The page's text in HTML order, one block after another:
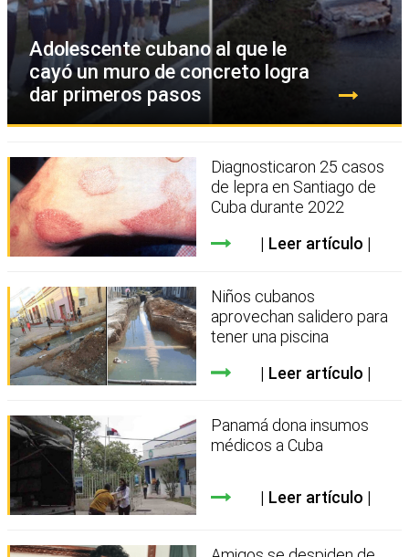
Adolescente cubano al que le
cayó un muro de concreto logra
dar primeros pasos
Diagnosticaron 25 casos
de lepra en Santiago de
Cuba durante 2022
Leer artículo
Niños cubanos
aprovechan salidero para
tener una piscina
Leer artículo
Panamá dona insumos
médicos a Cuba
Leer artículo